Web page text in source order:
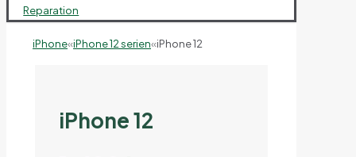
Reparation
iPhone«iPhone 12 serien«iPhone 12
iPhone 12